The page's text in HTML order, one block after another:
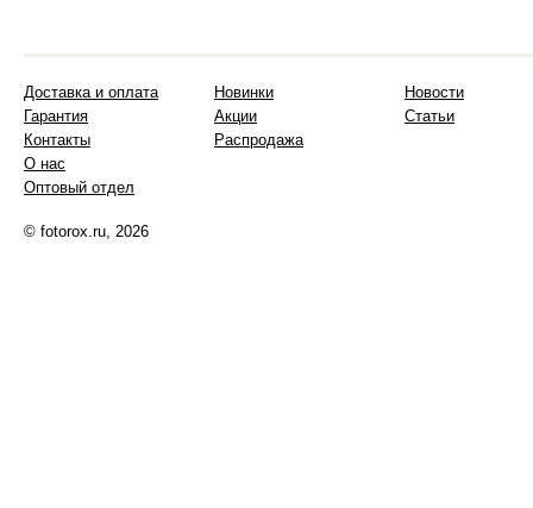
Доставка и оплата
Гарантия
Контакты
О нас
Оптовый отдел
Новинки
Акции
Распродажа
Новости
Статьи
© fotorox.ru, 2026